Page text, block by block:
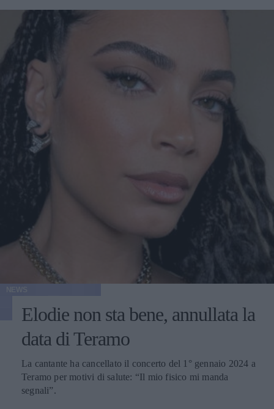
Elodie non sta bene, annullata la
data di Teramo
La cantante ha cancellato il concerto del 1° gennaio 2024 a
Teramo per motivi di salute: “Il mio fisico mi manda
segnali”.